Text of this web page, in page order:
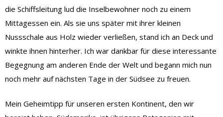
die Schiffsleitung lud die Inselbewohner noch zu einem
Mittagessen ein. Als sie uns später mit ihrer kleinen
Nussschale aus Holz wieder verließen, stand ich an Deck und
winkte ihnen hinterher. Ich war dankbar für diese interessante
Begegnung am anderen Ende der Welt und begann mich nun
noch mehr auf nächsten Tage in der Südsee zu freuen.
Mein Geheimtipp für unseren ersten Kontinent, den wir